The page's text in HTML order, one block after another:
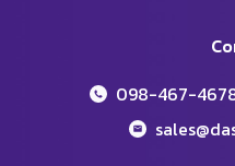
098-467-